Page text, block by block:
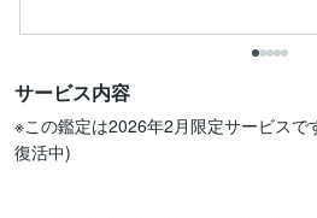
サービス内容
※この鑑定は2026年2月限定サービスで
復活中)